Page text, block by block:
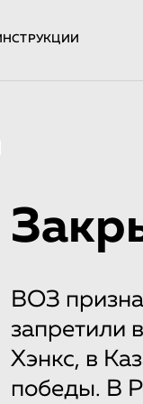
ВОЗ
запретили
Хэнкс, в
победы. В